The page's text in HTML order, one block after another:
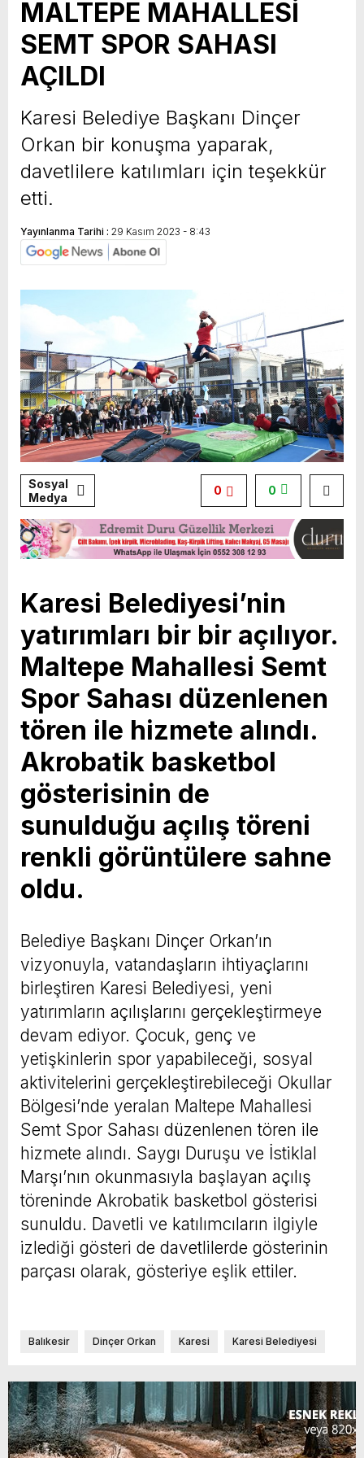
MALTEPE MAHALLESİ
SEMT SPOR SAHASI
AÇILDI
Karesi Belediye Başkanı Dinçer
Orkan bir konuşma yaparak,
davetlilere katılımları için teşekkür
etti.
Yayınlanma Tarihi : 29 Kasım 2023 - 8:43
Sosyal
Medya
0
0
Karesi Belediyesi’nin
yatırımları bir bir açılıyor.
Maltepe Mahallesi Semt
Spor Sahası düzenlenen
tören ile hizmete alındı.
Akrobatik basketbol
gösterisinin de
sunulduğu açılış töreni
renkli görüntülere sahne
oldu.
Belediye Başkanı Dinçer Orkan’ın
vizyonuyla, vatandaşların ihtiyaçlarını
birleştiren Karesi Belediyesi, yeni
yatırımların açılışlarını gerçekleştirmeye
devam ediyor. Çocuk, genç ve
yetişkinlerin spor yapabileceği, sosyal
aktivitelerini gerçekleştirebileceği Okullar
Bölgesi’nde yeralan Maltepe Mahallesi
Semt Spor Sahası düzenlenen tören ile
hizmete alındı. Saygı Duruşu ve İstiklal
Marşı’nın okunmasıyla başlayan açılış
töreninde Akrobatik basketbol gösterisi
sunuldu. Davetli ve katılımcıların ilgiyle
izlediği gösteri de davetlilerde gösterinin
parçası olarak, gösteriye eşlik ettiler.
Balıkesir Dinçer Orkan Karesi Karesi Belediyesi